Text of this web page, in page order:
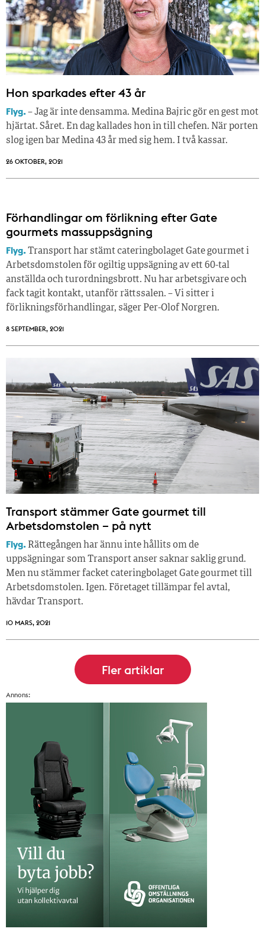
Hon sparkades efter 43 år
Flyg.– Jag är inte densamma. Medina Bajric gör en gest mot
hjärtat. Såret. En dag kallades hon in till chefen. När porten
slog igen bar Medina 43 år med sig hem. I två kassar.
26 OKTOBER, 2021
Förhandlingar om förlikning efter Gate
gourmets massuppsägning
Flyg.Transport har stämt cateringbolaget Gate gourmet i
Arbetsdomstolen för ogiltig uppsägning av ett 60-tal
anställda och turordningsbrott. Nu har arbetsgivare och
fack tagit kontakt, utanför rättssalen. – Vi sitter i
förlikningsförhandlingar, säger Per-Olof Norgren.
8 SEPTEMBER, 2021
Transport stämmer Gate gourmet till
Arbetsdomstolen – på nytt
Flyg. Rättegången har ännu inte hållits om de
uppsägningar som Transport anser saknar saklig grund.
Men nu stämmer facket cateringbolaget Gate gourmet till
Arbetsdomstolen. Igen. Företaget tillämpar fel avtal,
hävdar Transport.
10 MARS, 2021
Annons: